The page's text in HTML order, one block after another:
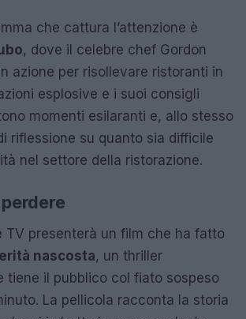
che cattura l’attenzione è
, dove il celebre chef Gordon
azione per risollevare ristoranti in
esplosive e i suoi consigli
momenti esilaranti e, allo stesso
riflessione su quanto sia difficile
nel settore della ristorazione.
TV presenterà un film che ha fatto
nascosta, un thriller
tiene il pubblico col fiato sospeso
La pellicola racconta la storia